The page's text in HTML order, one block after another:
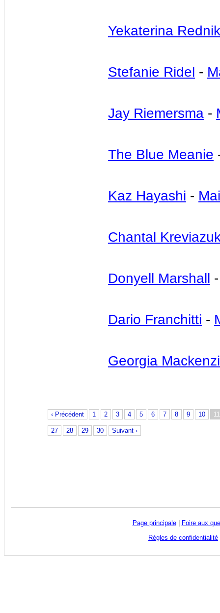
Yekaterina
Stefanie Ridel -
Jay Riemersma -
The Blue Meanie
Kaz Hayashi -
Chantal
Donyell Marshall
Dario Franchitti -
Georgia
‹ Précédent 1 2 3 4 5 6 7 8 9 10 11
27 28 29 30 Suivant ›
Page principale| Foire aux
Règles de confidentialité